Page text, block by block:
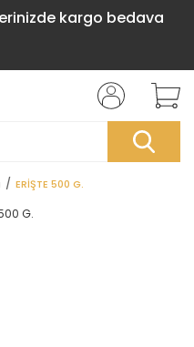
kargo bedava
ERİŞTE 500 G.